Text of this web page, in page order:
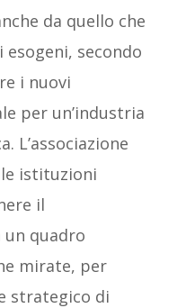
da quello che
esogeni, secondo
i nuovi
per un’industria
L’associazione
istituzioni
il
quadro
mirate, per
strategico di